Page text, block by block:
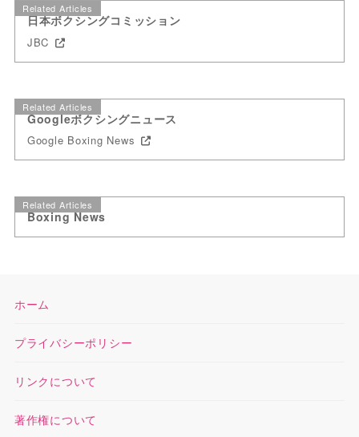
Related Articles
日本ボクシングコミッション
JBC
Related Articles
Googleボクシングニュース
Google Boxing News
Related Articles
Boxing News
ホーム
プライバシーポリシー
リンクについて
著作権について